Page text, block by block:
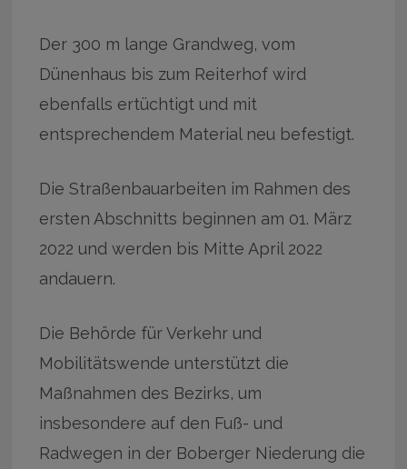
Der 300 m lange Grandweg, vom
Dünenhaus bis zum Reiterhof wird
ebenfalls ertüchtigt und mit
entsprechendem Material neu befestigt.
Die Straßenbauarbeiten im Rahmen des
ersten Abschnitts beginnen am 01. März
2022 und werden bis Mitte April 2022
andauern.
Die Behörde für Verkehr und
Mobilitätswende unterstützt die
Maßnahmen des Bezirks, um
insbesondere auf den Fuß- und
Radwegen in der Boberger Niederung die